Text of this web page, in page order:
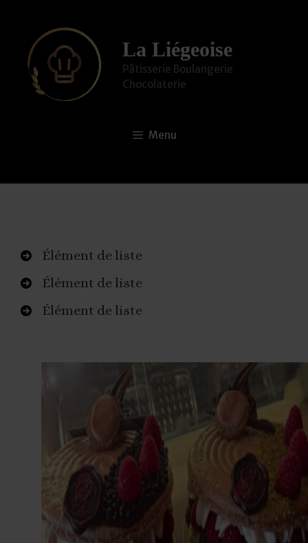
contenu
La Liégeoise
Pâtisserie Boulangerie
Chocolaterie
Menu
Élément de liste
Élément de liste
Élément de liste